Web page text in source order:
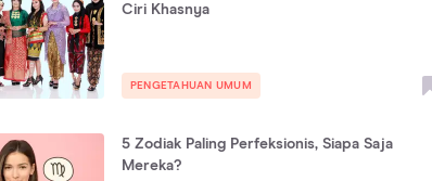
Ciri Khasnya
PENGETAHUAN UMUM
5 Zodiak Paling Perfeksionis, Siapa Saja
Mereka?